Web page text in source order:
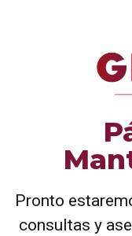
Pronto
consultas y